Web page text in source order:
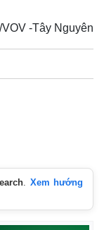
-Tây Nguyên
. Xem hướng